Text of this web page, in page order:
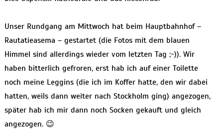
Unser Rundgang am Mittwoch hat beim Hauptbahnhof –
Rautatieasema – gestartet (die Fotos mit dem blauen
Himmel sind allerdings wieder vom letzten Tag ;-)). Wir
haben bitterlich gefroren, erst hab ich auf einer Toilette
noch meine Leggins (die ich im Koffer hatte, den wir dabei
hatten, weils dann weiter nach Stockholm ging) angezogen,
später hab ich mir dann noch Socken gekauft und gleich
angezogen. 😉